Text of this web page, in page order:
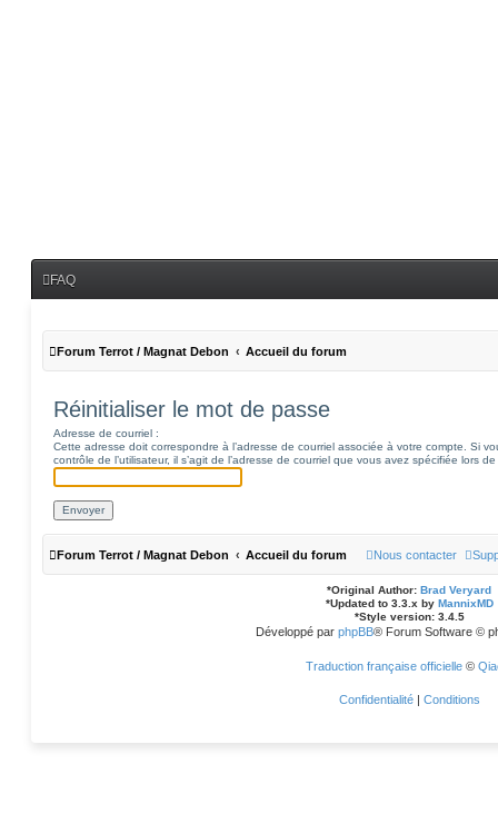
FAQ
Forum Terrot / Magnat Debon Accueil du forum
Réinitialiser le mot de passe
Adresse de courriel :
Cette adresse doit correspondre à l’adresse de courriel associée à votre compte. Si
contrôle de l’utilisateur, il s’agit de l’adresse de courriel que vous avez spécifiée lors
Forum Terrot / Magnat Debon Accueil du forum Nous contacter
*Original Author: Brad Veryard
*Updated to 3.3.x by MannixMD
*Style version: 3.4.5
Développé par phpBB® Forum Software ©
Traduction française officielle©
Confidentialité | Conditions